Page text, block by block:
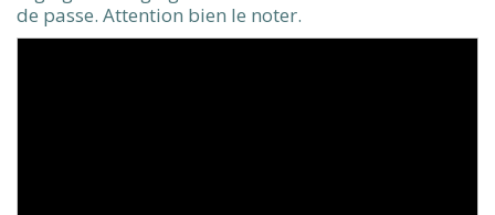
de passe. Attention bien le noter.